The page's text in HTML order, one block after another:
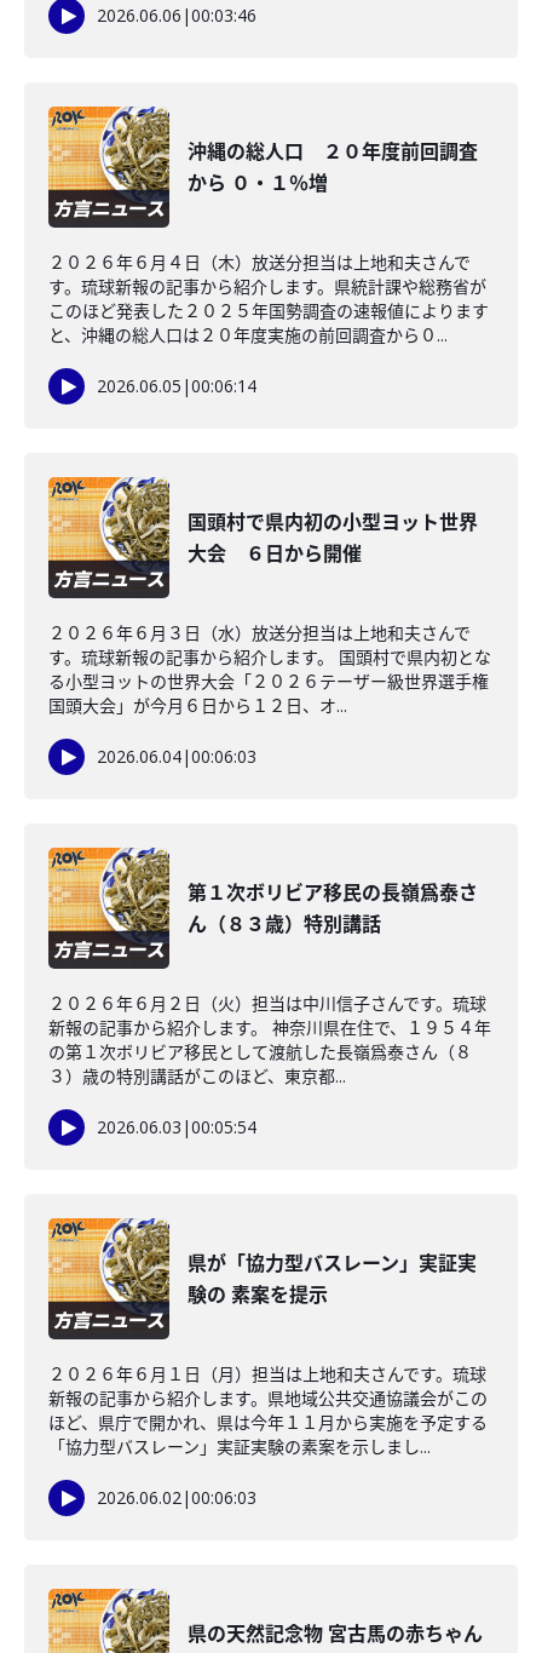
2026.06.06 |00:03:46
沖縄の総人口 ２０年度前回調査
から ０・１％増
２０２６年６月４日（木）放送分担当は上地和夫さんで
す。琉球新報の記事から紹介します。県統計課や総務省が
このほど発表した２０２５年国勢調査の速報値によります
と、沖縄の総人口は２０年度実施の前回調査から０...
2026.06.05 |00:06:14
国頭村で県内初の小型ヨット世界
大会 ６日から開催
２０２６年６月３日（水）放送分担当は上地和夫さんで
す。琉球新報の記事から紹介します。 国頭村で県内初とな
る小型ヨットの世界大会「２０２６テーザー級世界選手権
国頭大会」が今月６日から１２日、オ...
2026.06.04|00:06:03
第１次ボリビア移民の長嶺爲泰さ
ん（８３歳）特別講話
２０２６年６月２日（火）担当は中川信子さんです。琉球
新報の記事から紹介します。 神奈川県在住で、１９５４年
の第１次ボリビア移民として渡航した長嶺爲泰さん（８
３）歳の特別講話がこのほど、東京都...
2026.06.03 |00:05:54
県が「協力型バスレーン」実証実
験の 素案を提示
２０２６年６月１日（月）担当は上地和夫さんです。琉球
新報の記事から紹介します。県地域公共交通協議会がこの
ほど、県庁で開かれ、県は今年１１月から実施を予定する
「協力型バスレーン」実証実験の素案を示しまし...
2026.06.02|00:06:03
県の天然記念物 宮古馬の赤ちゃん